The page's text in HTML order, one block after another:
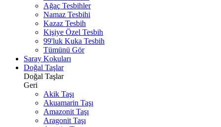
Ağaç Tesbihler
Namaz Tesbihi
Kazaz Tesbih
Kişiye Özel Tesbih
99'luk Kuka Tesbih
Tümünü Gör
Saray Kokuları
Doğal Taşlar
Doğal Taşlar
Geri
Akik Taşı
Akuamarin Taşı
Amazonit Taşı
Aragonit Taşı